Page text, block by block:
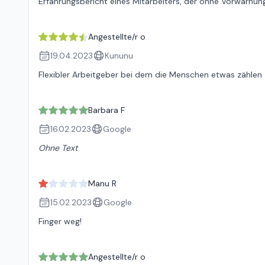
Angestellte/r o
19.04.2023
Kununu
Flexibler Arbeitgeber bei dem die Menschen etwas zählen
Barbara F
16.02.2023
Google
Ohne Text
Manu R
15.02.2023
Google
Finger weg!
Angestellte/r o